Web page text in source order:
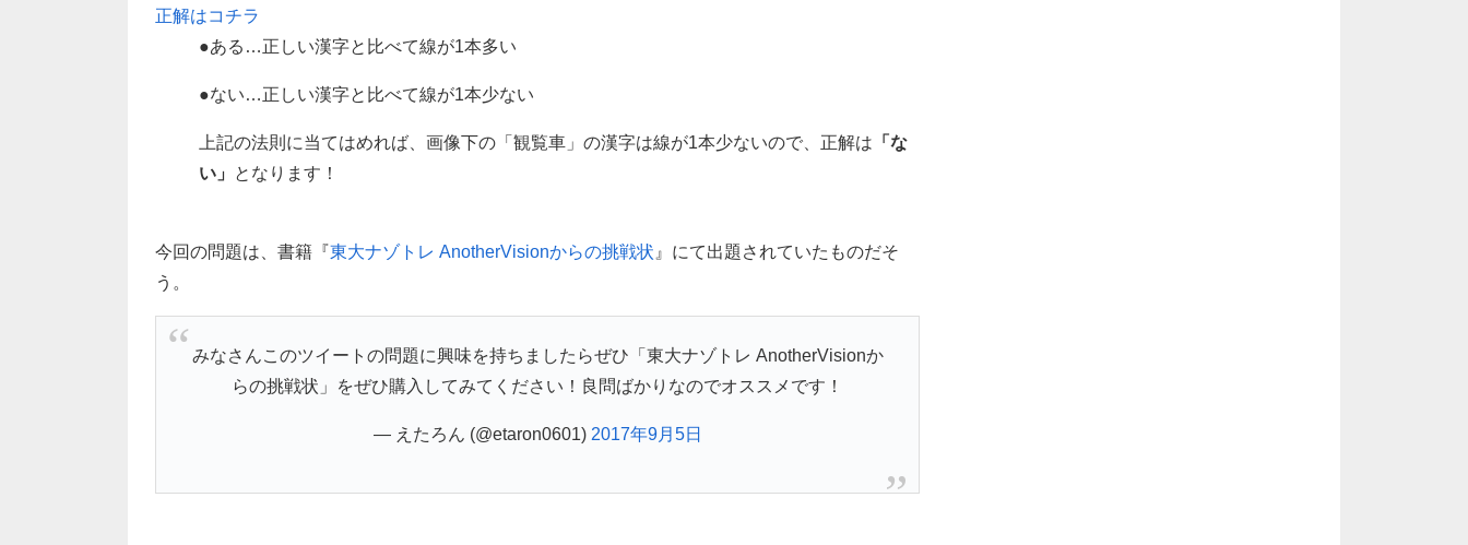
正解はコチラ
●ある…正しい漢字と比べて線が1本多い
●ない…正しい漢字と比べて線が1本少ない
上記の法則に当てはめれば、画像下の「観覧車」の漢字は線が1本少ないので、正解は 「な
い」
となります！
今回の問題は、書籍『東大ナゾトレ AnotherVisionからの挑戦状 』にて出題されていたものだそ
う。
みなさんこのツイートの問題に興味を持ちましたらぜひ「東大ナゾトレ AnotherVisionか
らの挑戦状」をぜひ購入してみてください！良問ばかりなのでオススメです！
— えたろん (@etaron0601) 2017年9月5日